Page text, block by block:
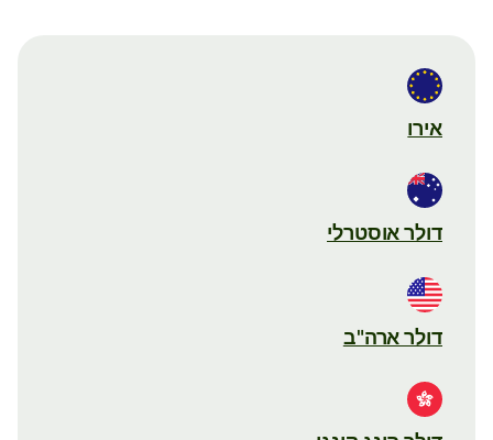
אירו
דולר אוסטרלי
דולר ארה"ב